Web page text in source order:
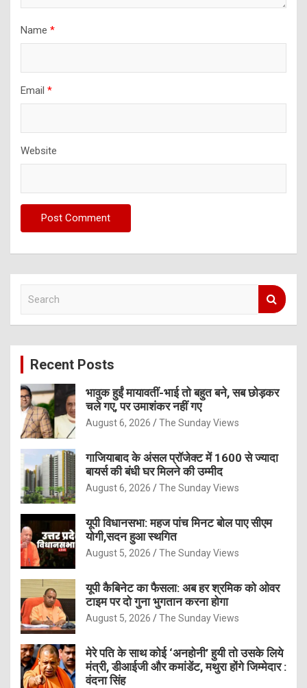
Name *
Email *
Website
c
Recent Posts
भावुक हुईं मायावतीं-भाई तो बहुत बने, सब छोड़कर
चले गए, पर उमाशंकर नहीं गए
August 6, 2026 The Sunday Views
गाजियाबाद के अंसल प्रॉजेक्ट में 1600 से ज्यादा
बायर्स की बंधी घर मिलने की उम्मीद
August 6, 2026 The Sunday Views
यूपी विधानसभा: महज पांच मिनट बोल पाए सीएम
योगी,सदन हुआ स्थगित
August 5, 2026 The Sunday Views
यूपी कैबिनेट का फैसला: अब हर श्रमिक को ओवर
टाइम पर दो गुना भुगतान करना होगा
August 5, 2026 The Sunday Views
मेरे पति के साथ कोई ‘अनहोनी’ हुयी तो उसके लिये
मंत्री, डीआईजी और कमांडेंट, मथुरा होंगे जिम्मेदार :
वंदना सिंह